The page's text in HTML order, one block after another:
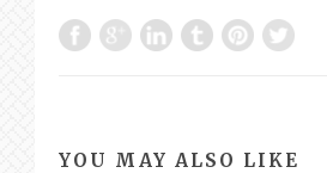
YOU MAY ALSO LIKE